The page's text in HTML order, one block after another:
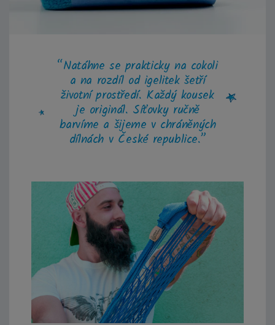
“Natáhne se prakticky na cokoli
a na rozdíl od igelitek šetří
životní prostředí. Každý kousek
je originál. Síťovky ručně
barvíme a šijeme v chráněných
dílnách v České republice.”